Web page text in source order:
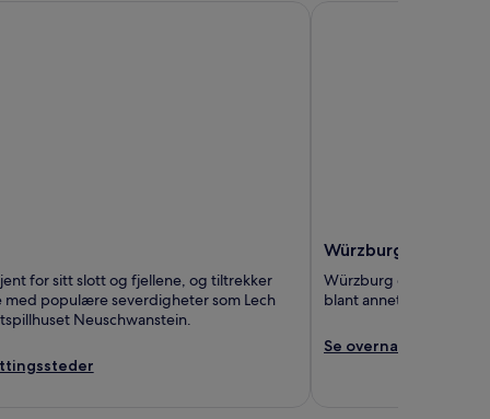
for sitt slott og fjellene, og tiltrekker
med populære severdigheter som Lech
Neuschwanstein.
Würzburg
Würzburg er kjent for
blant annet
Se